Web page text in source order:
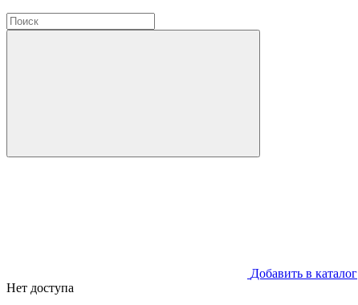
Добавить в каталог
Нет доступа